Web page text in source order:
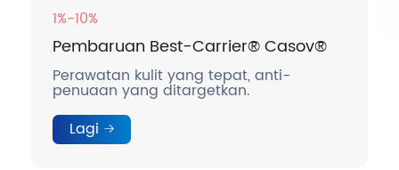
1%-10%
Pembaruan Best-Carrier® Casov®
Perawatan kulit yang tepat, anti-
penuaan yang ditargetkan.
Lagi